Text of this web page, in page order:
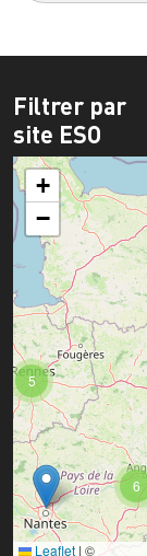
Filtrer par
site ESO
6
5
+
−
Leaflet | ©